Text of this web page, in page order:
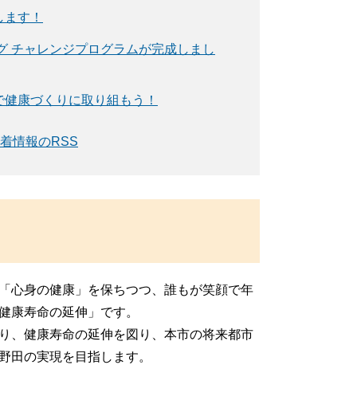
す！
チャレンジプログラムが完成しまし
康づくりに取り組もう！
情報のRSS
身の健康」を保ちつつ、誰もが笑顔で年
康寿命の延伸」です。
健康寿命の延伸を図り、本市の将来都市
田の実現を目指します。